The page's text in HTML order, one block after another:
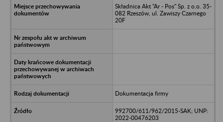
Składnica Akt "Ar - Pos" Sp. z o.o. 35-
082 Rzeszów, ul. Zawiszy Czarnego
20F
Dokumentacja firmy
992700/611/962/2015-SAK; UNP:
2022-00476203